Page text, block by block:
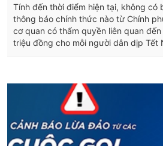
Tính đến thời điểm hiện tại, không có
thông báo chính thức nào từ Chính
cơ quan có thẩm quyền liên quan
triệu đồng cho mỗi người dân dịp Tết